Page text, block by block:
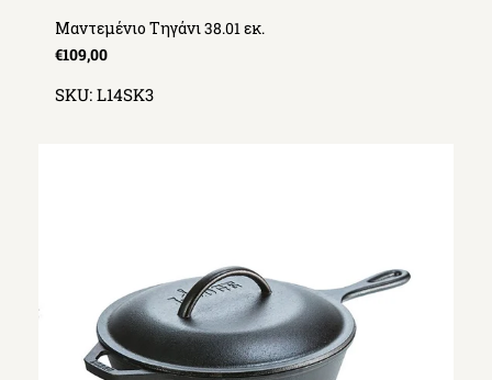
Μαντεμένιο Τηγάνι 38.01 εκ.
€109,00
SKU: L14SK3